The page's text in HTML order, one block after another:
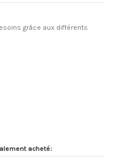
grâce aux différents
acheté: